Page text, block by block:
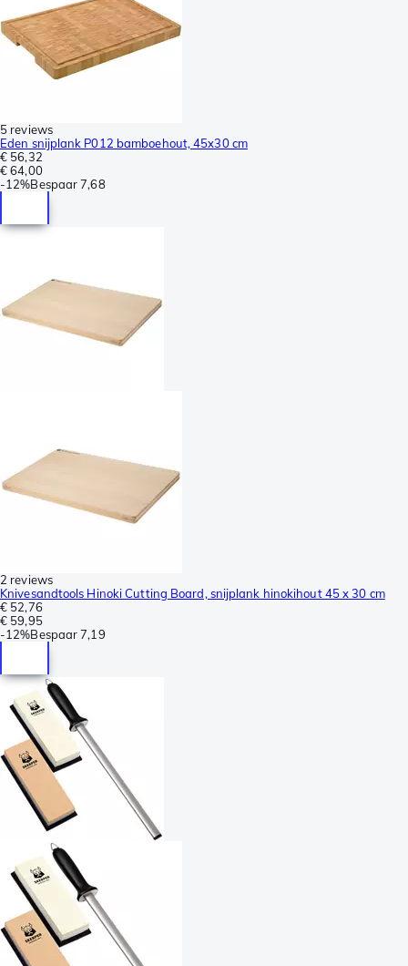
5 reviews
Eden snijplank P012 bamboehout, 45x30 cm
€ 56,32
€ 64,00
-12%Bespaar 7,68
2 reviews
Knivesandtools Hinoki Cutting Board, snijplank hinokihout 45 x 30 cm
€ 52,76
€ 59,95
-12%Bespaar 7,19